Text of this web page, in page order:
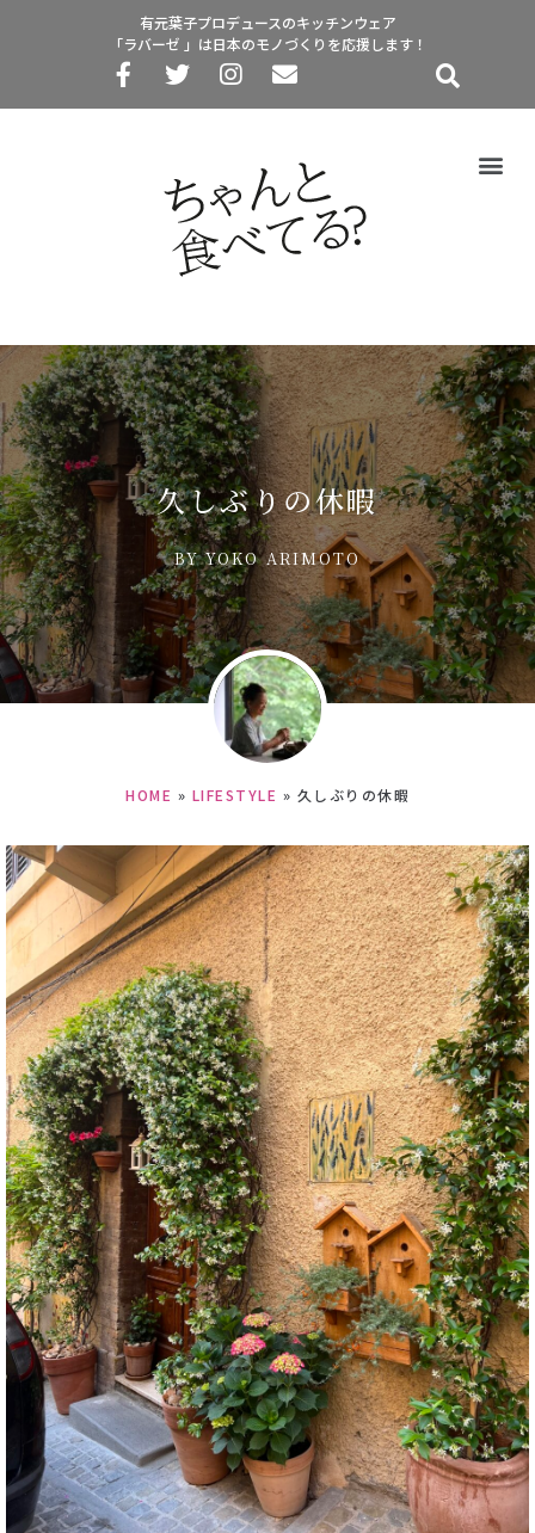
有元葉子プロデュースのキッチンウェア
「ラバーゼ 」は日本のモノづくりを応援します！
久しぶりの休暇
BYYOKO ARIMOTO
HOME » LIFESTYLE » 久しぶりの休暇